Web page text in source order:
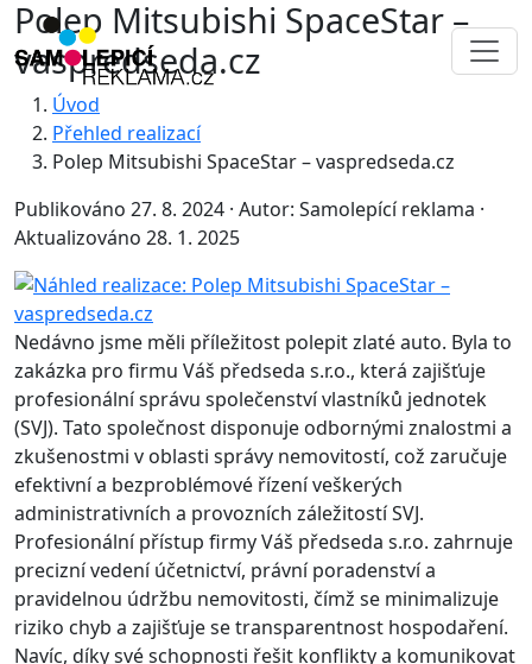
Polep Mitsubishi SpaceStar –
vaspredseda.cz
Úvod
Přehled realizací
Polep Mitsubishi SpaceStar – vaspredseda.cz
Publikováno 27. 8. 2024 · Autor: Samolepící reklama ·
Aktualizováno 28. 1. 2025
Nedávno jsme měli příležitost polepit zlaté auto. Byla to
zakázka pro firmu Váš předseda s.r.o., která zajišťuje
profesionální správu společenství vlastníků jednotek
(SVJ). Tato společnost disponuje odbornými znalostmi a
zkušenostmi v oblasti správy nemovitostí, což zaručuje
efektivní a bezproblémové řízení veškerých
administrativních a provozních záležitostí SVJ.
Profesionální přístup firmy Váš předseda s.r.o. zahrnuje
precizní vedení účetnictví, právní poradenství a
pravidelnou údržbu nemovitosti, čímž se minimalizuje
riziko chyb a zajišťuje se transparentnost hospodaření.
Navíc, díky své schopnosti řešit konflikty a komunikovat